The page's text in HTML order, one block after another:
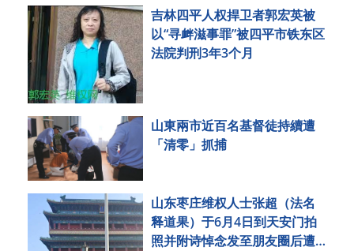
吉林四平人权捍卫者郭宏英被
以“寻衅滋事罪”被四平市铁东区
法院判刑3年3个月
山東兩市近百名基督徒持續遭
「清零」抓捕
山东枣庄维权人士张超（法名
释道果）于6月4日到天安门拍
照并附诗悼念发至朋友圈后遭